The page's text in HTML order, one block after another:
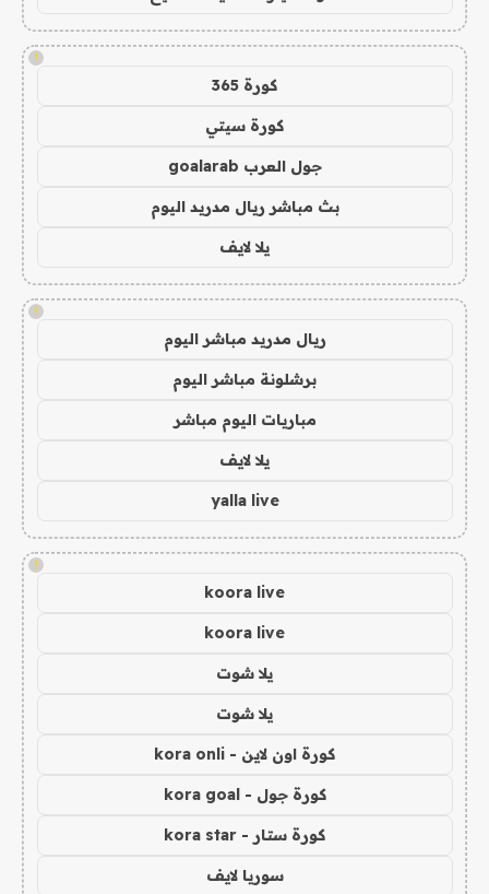
!
كورة 365
كورة سيتي
جول العرب goalarab
بث مباشر ريال مدريد اليوم
يلا لايف
!
ريال مدريد مباشر اليوم
برشلونة مباشر اليوم
مباريات اليوم مباشر
يلا لايف
yalla live
!
koora live
koora live
يلا شوت
يلا شوت
كورة اون لاين - kora onli
كورة جول - kora goal
كورة ستار - kora star
سوريا لايف